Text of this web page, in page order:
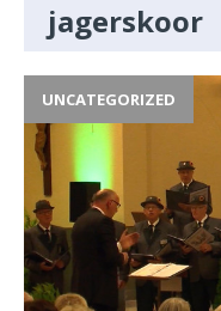
jagerskoor
UNCATEGORIZED